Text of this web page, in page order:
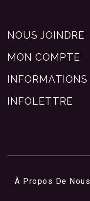
NOUS JOINDRE
MON COMPTE
INFORMATIONS
INFOLETTRE
À Propos De Nous